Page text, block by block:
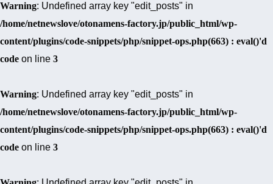
Warning: Undefined array key "edit_posts" in
/home/netnewslove/otonamens-factory.jp/public_html/wp-
content/plugins/code-snippets/php/snippet-ops.php(663) : eval()'d
code on line 3
Warning: Undefined array key "edit_posts" in
/home/netnewslove/otonamens-factory.jp/public_html/wp-
content/plugins/code-snippets/php/snippet-ops.php(663) : eval()'d
code on line 3